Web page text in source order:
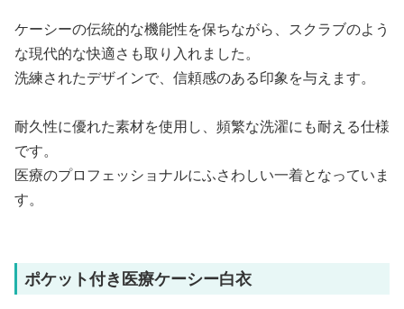
ケーシーの伝統的な機能性を保ちながら、スクラブのよう
な現代的な快適さも取り入れました。
洗練されたデザインで、信頼感のある印象を与えます。
耐久性に優れた素材を使用し、頻繁な洗濯にも耐える仕様
です。
医療のプロフェッショナルにふさわしい一着となっていま
す。
ポケット付き医療ケーシー白衣